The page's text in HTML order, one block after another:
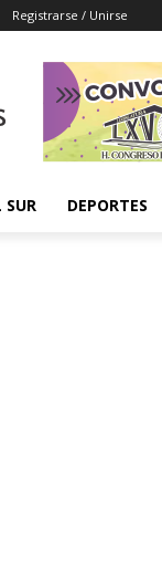
Registrarse / Unirse
SUR DEPORTES